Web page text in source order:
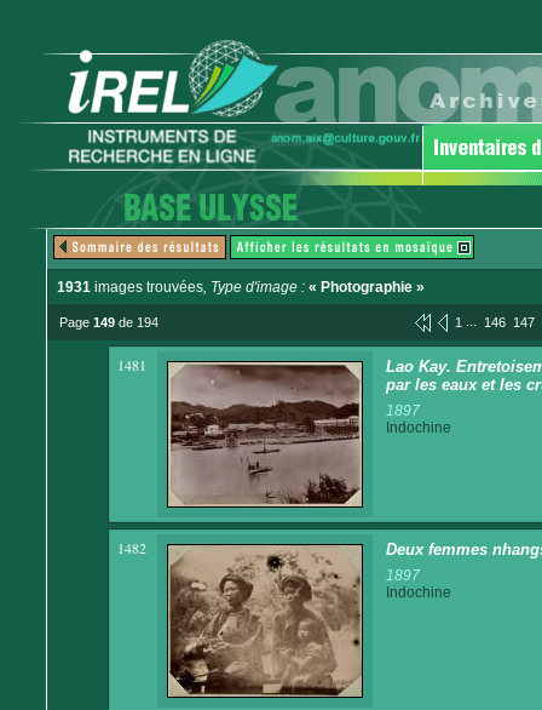
1931 images trouvées, Type d'image : « Photographie »
Page 149 de 194 1 ... 146 147
1481
Lao Kay.
par les eaux et les
1897
Indochine
1482 Deux femmes
1897
Indochine